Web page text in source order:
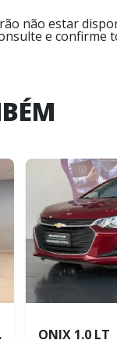
não estar
e confirme
ONIX 1.0 LT